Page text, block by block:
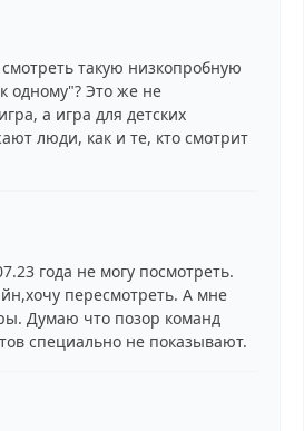
такую низкопробную
одному"? Это же не
а игра для детских
люди, как и те, кто смотрит
года не могу посмотреть.
пересмотреть. А мне
Думаю что позор команд
специально не показывают.